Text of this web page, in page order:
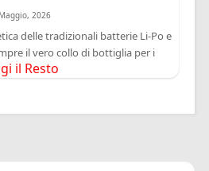
2026
delle tradizionali batterie Li-Po e
il vero collo di bottiglia per i
il Resto